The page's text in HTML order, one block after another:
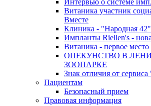
Интервью о системе
Витаника участник
Вместе
Клиника - "Народная 42"
Импланты Riellen's -
Витаника - первое
ОПЕКУНСТВО В
ЗООПАРКЕ
Знак отличия от
Пациентам
Безопасный прием
Правовая информация